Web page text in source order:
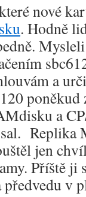
nové
. Hodně
a
a
Replika
jen
Příště ji
v